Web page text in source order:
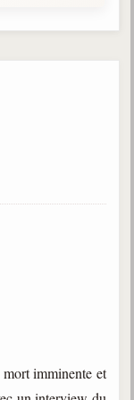
mort imminente et